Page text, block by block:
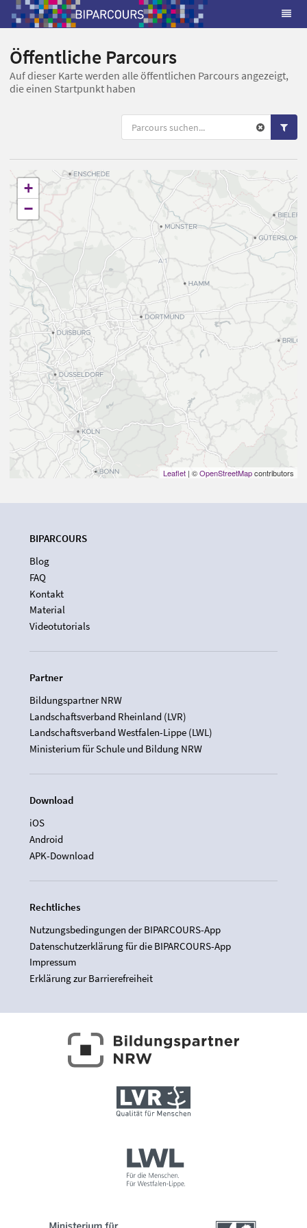
Öffentliche Parcours
Auf dieser Karte werden alle öffentlichen Parcours angezeigt,
die einen Startpunkt haben
+
−
Leaflet | ©OpenStreetMapcontributors
BIPARCOURS
Blog
FAQ
Kontakt
Material
Videotutorials
Partner
Bildungspartner NRW
Landschaftsverband Rheinland (LVR)
Landschaftsverband Westfalen-Lippe (LWL)
Ministerium für Schule und Bildung NRW
Download
iOS
Android
APK-Download
Rechtliches
Nutzungsbedingungen der BIPARCOURS-App
Datenschutzerklärung für die BIPARCOURS-App
Impressum
Erklärung zur Barrierefreiheit